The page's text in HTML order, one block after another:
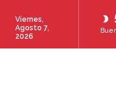
Viernes,
Agosto 7,
2026